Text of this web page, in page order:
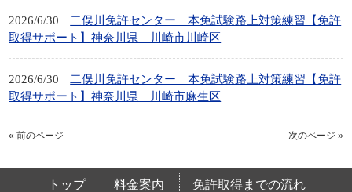
2026/6/30
二俣川免許センター 本免試験路上対策練習【免許
取得サポート】神奈川県 川崎市川崎区
2026/6/30
二俣川免許センター 本免試験路上対策練習【免許
取得サポート】神奈川県 川崎市麻生区
« 前のページ 次のページ »
トップ 料金案内 免許取得までの流れ